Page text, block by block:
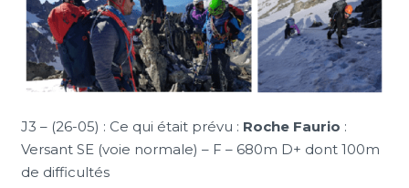
J3 – (26-05) : Ce qui était prévu : Roche Faurio :
Versant SE (voie normale) – F – 680m D+ dont 100m
de difficultés